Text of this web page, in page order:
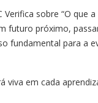
sobre “O que
futuro próximo,
fundamental para a
viva em cada